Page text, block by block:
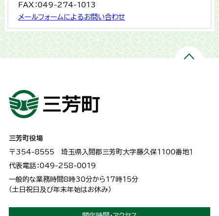
FAX：049-274-1013
メールフォームによるお問い合わせ
三芳町役場
〒354-8555 埼玉県入間郡三芳町大字藤久保1100番地１
代表電話：049-258-0019
一般的な業務時間8時30分から17時15分
（土日祝日及び年末年始はお休み）